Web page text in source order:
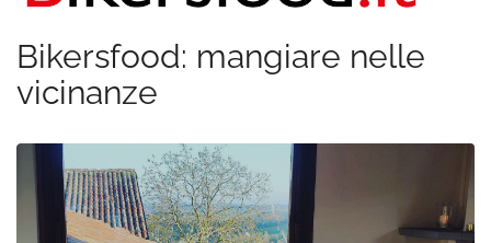
Bikersfood: mangiare nelle
vicinanze